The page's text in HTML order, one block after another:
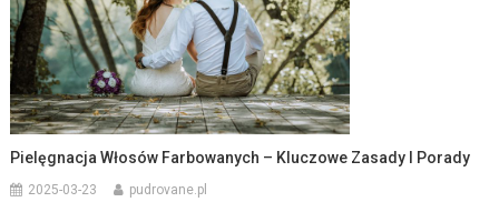
Pielęgnacja Włosów Farbowanych – Kluczowe Zasady I Porady
2025-03-23 pudrovane.pl